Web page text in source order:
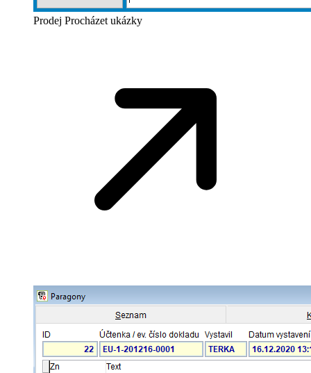
Prodej Procházet ukázky